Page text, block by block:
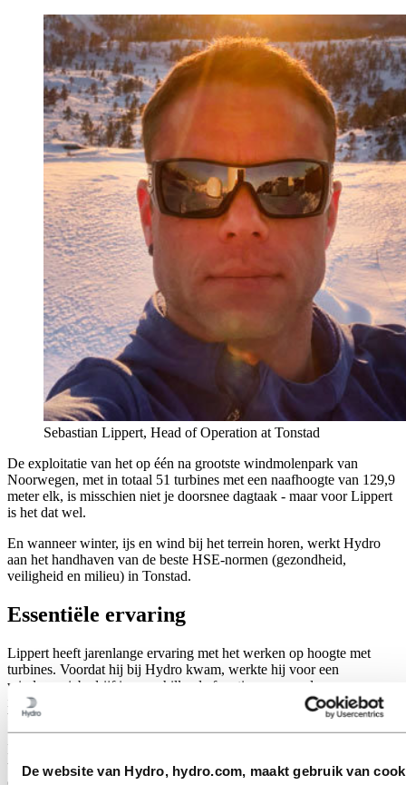
De website van Hydro, hydro.com, maakt gebruik van
Sebastian Lippert, Head of Operation at Tonstad
De exploitatie van het op één na grootste windmolenpark van
Noorwegen, met in totaal 51 turbines met een naafhoogte van 129,9
meter elk, is misschien niet je doorsnee dagtaak - maar voor Lippert
is het dat wel.
En wanneer winter, ijs en wind bij het terrein horen, werkt Hydro
aan het handhaven van de beste HSE-normen (gezondheid,
veiligheid en milieu) in Tonstad.
Essentiële ervaring
Lippert heeft jarenlange ervaring met het werken op hoogte met
turbines. Voordat hij bij Hydro kwam, werkte hij voor een
windenergiebedrijf in verschillende functies, waaronder
installatieverantwoordelijke en locatiemanager in verschillende
bouwprojecten.
Na een wereldreis met turbines en jaren leven uit de koffer was het
tijd om zich te vestigen. Hij begon in 2019 als locatiemanager voor
de bouw van
Windpark Tonstad in en werkt sinds november 2020